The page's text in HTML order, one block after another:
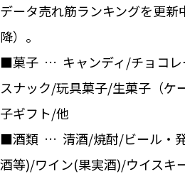
データ売れ筋ランキングを更新
降）。
■菓子 … キャンディ/チョコレ
スナック/玩具菓子/生菓子（ケ
子ギフト/他
■酒類 … 清酒/焼酎/ビール・
酒等)/ワイン(果実酒)/ウイスキ